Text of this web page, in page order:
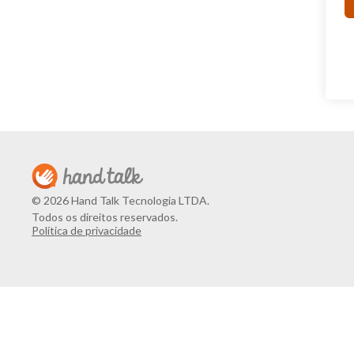
© 2026 Hand Talk Tecnologia LTDA.
Todos os direitos reservados.
Política de privacidade